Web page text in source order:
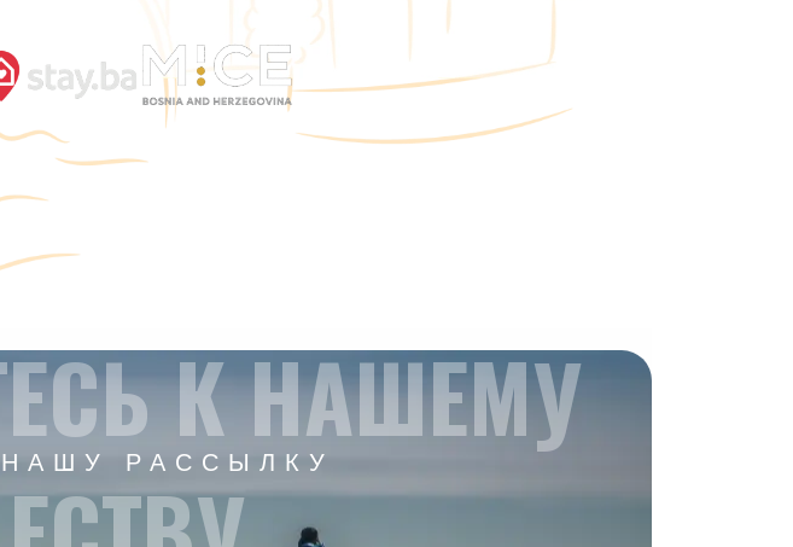
РАССЫЛКУ
К НАШЕМУ